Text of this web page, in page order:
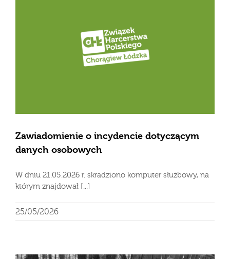
Zawiadomienie o incydencie dotyczącym
danych osobowych
W dniu 21.05.2026 r. skradziono komputer służbowy, na
którym znajdował [...]
25/05/2026